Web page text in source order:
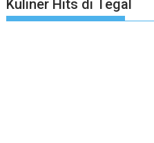
Kuliner Hits di Tegal